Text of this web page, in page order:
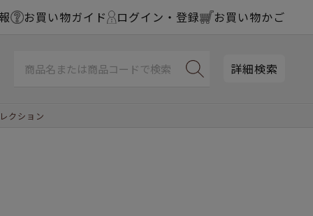
お買い物ガイド ログイン・登録 お買い物かご
詳細検索
クション